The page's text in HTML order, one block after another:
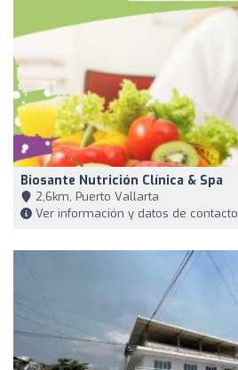
Biosante Nutrición Clínica & Spa
2,6km, Puerto Vallarta
Ver información y datos de contacto